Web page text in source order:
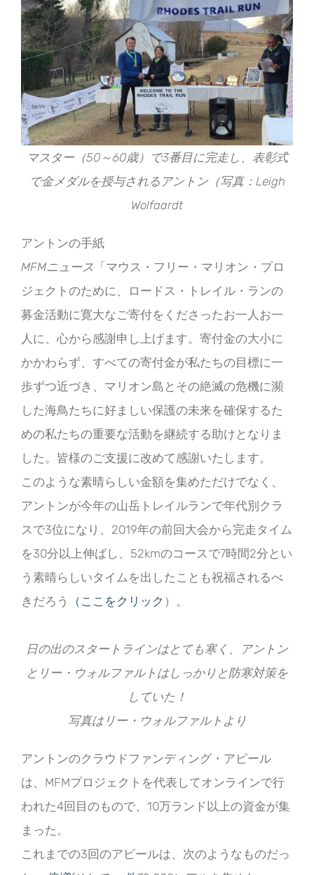
マスター（50～60歳）で3番目に完走し、表彰式
で金メダルを授与されるアントン（写真：Leigh
Wolfaardt
アントンの手紙
MFMニュース 「マウス・フリー・マリオン・プロ
ジェクトのために、ロードス・トレイル・ランの
募金活動に寛大なご寄付をくださったお一人お一
人に、心から感謝申し上げます。寄付金の大小に
かかわらず、すべての寄付金が私たちの目標に一
歩ずつ近づき、マリオン島とその絶滅の危機に瀕
した海鳥たちに好ましい保護の未来を確保するた
めの私たちの重要な活動を継続する助けとなりま
した。皆様のご支援に改めて感謝いたします。
このような素晴らしい金額を集めただけでなく、
アントンが今年の山岳トレイルランで年代別クラ
スで3位になり、2019年の前回大会から完走タイム
を30分以上伸ばし、52kmのコースで7時間2分とい
う素晴らしいタイムを出したことも祝福されるべ
きだろう
（ここをクリック ）。
日の出のスタートラインはとても寒く、アントン
とリー・ウォルファルトはしっかりと防寒対策を
していた！
写真はリー・ウォルファルトより
アントンのクラウドファンディング・アピール
は、MFMプロジェクトを代表してオンラインで行
われた4回目のもので、10万ランド以上の資金が集
まった。
これまでの3回のアピールは、次のようなものだっ